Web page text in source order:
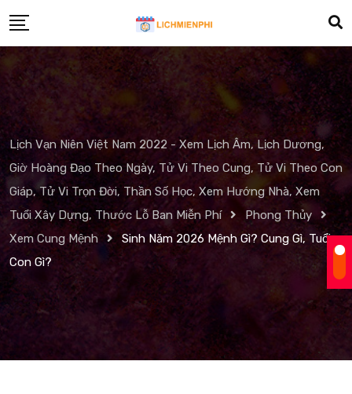
to
content
Lịch Vạn Niên Việt Nam 2022 - Xem Lịch Âm, Lịch Dương,
Giờ Hoàng Đạo Theo Ngày, Tử Vi Theo Cung, Tử Vi Theo Con
Giáp, Tử Vi Trọn Đời, Thần Số Học, Xem Hướng Nhà, Xem
Tuổi Xây Dựng, Thước Lỗ Ban Miễn Phí
Phong Thủy
Xem Cung Mệnh
Sinh Năm 2026 Mệnh Gì? Cung Gì, Tuổi
Con Gì?